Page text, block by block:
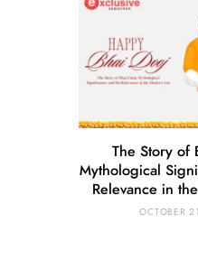
The Story of
Mythological
Relevance in
OCTOBER